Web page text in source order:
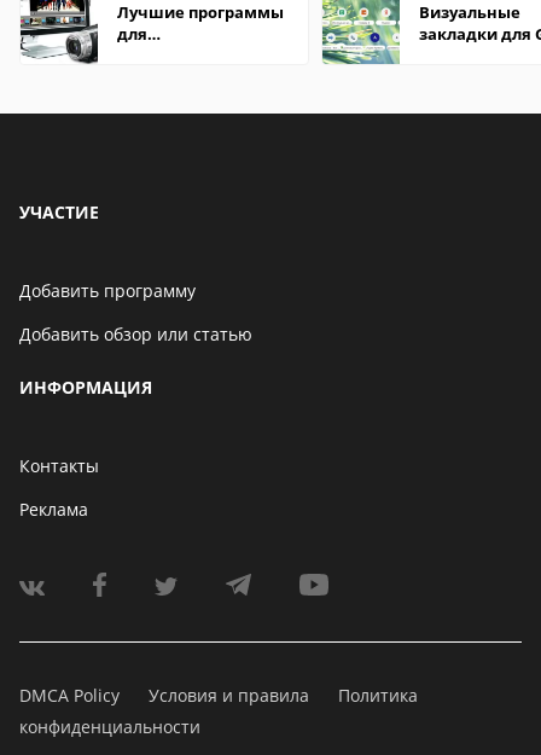
Лучшие программы
для
Визуальные
закладки для
УЧАСТИЕ
Добавить программу
Добавить обзор или статью
ИНФОРМАЦИЯ
Контакты
Реклама
DMCA Policy Условия и правила
Политика
конфиденциальности